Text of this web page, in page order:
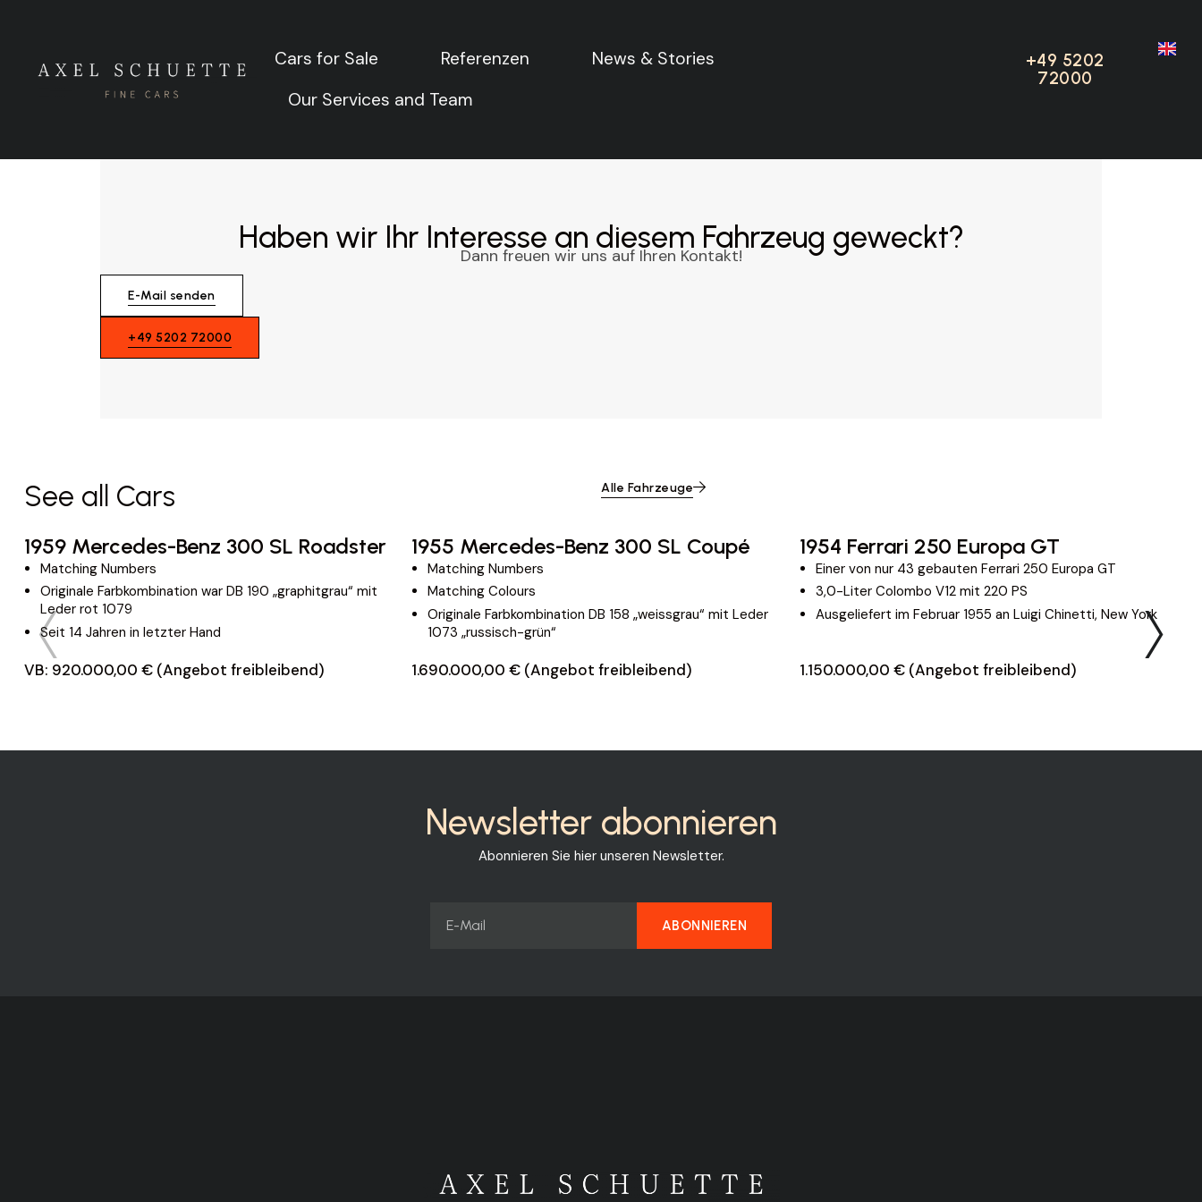
Cars for Sale Referenzen
News & Stories
Our Services and Team
+49 5202
72000
Cars for Sale Referenzen
News & Stories
Our Services and Team
+49 5202
72000
Gründung von Axel Schuette Fine Cars
Haben wir Ihr Interesse an diesem Fahrzeug geweckt?
Dann freuen wir uns auf Ihren Kontakt!
E-Mail senden
+49 5202 72000
See all Cars Alle Fahrzeuge
1959 Mercedes-Benz 300 SL Roadster
Matching Numbers
Originale Farbkombination war DB 190 „graphitgrau“ mit
Leder rot 1079
Seit 14 Jahren in letzter Hand
VB: 920.000,00 € (Angebot freibleibend)
1955 Mercedes-Benz 300 SL Coupé
Matching Numbers
Matching Colours
Originale Farbkombination DB 158 „weissgrau“ mit Leder
1073 „russisch-grün“
1.690.000,00 € (Angebot freibleibend)
1954 Ferrari 250 Europa GT
Einer von nur 43 gebauten Ferrari 250 Europa GT
3,0-Liter Colombo V12 mit 220 PS
Ausgeliefert im Februar 1955 an Luigi Chinetti, New York
1.150.000,00 € (Angebot freibleibend)
Newsletter abonnieren
Abonnieren Sie hier unseren Newsletter.
ABONNIEREN